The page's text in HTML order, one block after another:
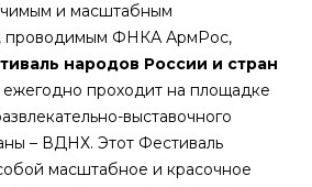
и масштабным
проводимым ФНКА АрмРос,
народов России и стран
проходит на площадке
выставочного
– ВДНХ. Этот Фестиваль
масштабное и красочное